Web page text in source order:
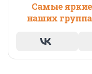
Самые
наших